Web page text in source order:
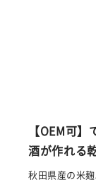
【OEM可
酒が作れる
秋田県産の米